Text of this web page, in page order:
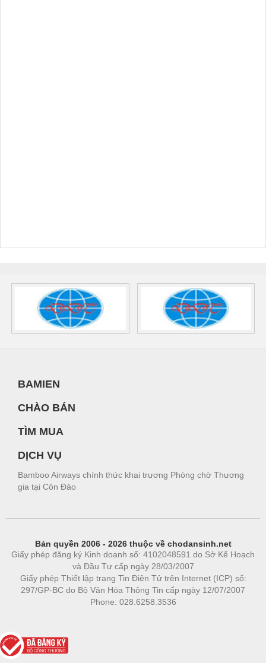
BAMIEN
CHÀO BÁN
TÌM MUA
DỊCH VỤ
Bamboo Airways chính thức khai trương Phòng chờ Thương
gia tại Côn Đảo
Bản quyền 2006 - 2026 thuộc về chodansinh.net
Giấy phép đăng ký Kinh doanh số: 4102048591 do Sở Kế Hoạch
và Đầu Tư cấp ngày 28/03/2007
Giấy phép Thiết lập trang Tin Điện Tử trên Internet (ICP) số:
297/GP-BC do Bộ Văn Hóa Thông Tin cấp ngày 12/07/2007
Phone: 028.6258.3536